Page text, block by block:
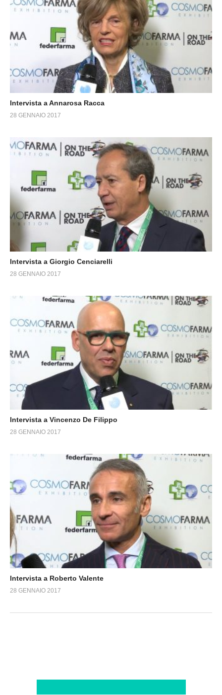
Intervista a Annarosa Racca
28 GENNAIO 2017
Intervista a Giorgio Cenciarelli
28 GENNAIO 2017
Intervista a Vincenzo De Filippo
28 GENNAIO 2017
Intervista a Roberto Valente
28 GENNAIO 2017